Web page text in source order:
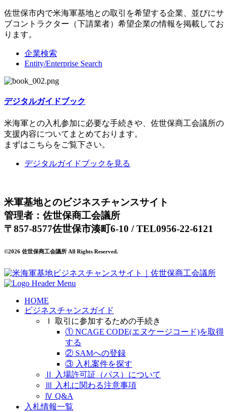
佐世保市内で米海軍基地との取引を希望する企業、並びにサ
ブコントラクター（下請業者）希望企業の情報を掲載してお
ります。
企業検索
Entity/Enterprise Search
デジタルガイドブック
米海軍との入札参加に必要な手続きや、佐世保商工会議所の
支援内容についてまとめております。
まずはこちらをご覧下さい。
デジタルガイドブックを見る
米軍基地とのビジネスチャンスサイト
管理者：佐世保商工会議所
〒857-8577佐世保市湊町6-10 / TEL0956-22-6121
©2026 佐世保商工会議所 All Rights Reserved.
HOME
ビジネスチャンスガイド
Ⅰ 取引に参加するための手続き
① NCAGE CODE(エヌケージコード)を取得
する
② SAMへの登録
③ 入札案件を探す
Ⅱ 入場許可証（パス）について
Ⅲ 入札に関わる注意事項
Ⅳ Q&A
入札情報一覧